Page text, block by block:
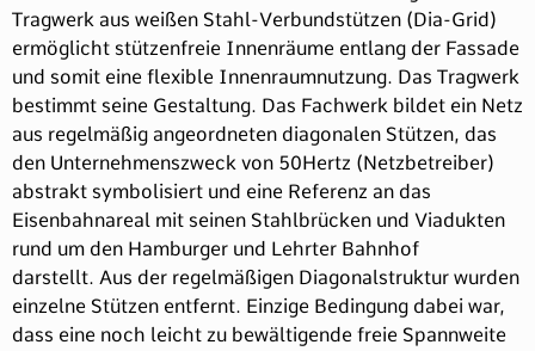
Tragwerk aus weißen Stahl-Verbundstützen (Dia-Grid)
ermöglicht stützenfreie Innenräume entlang der Fassade
und somit eine flexible Innenraumnutzung. Das Tragwerk
bestimmt seine Gestaltung. Das Fachwerk bildet ein Netz
aus regelmäßig angeordneten diagonalen Stützen, das
den Unternehmenszweck von 50Hertz (Netzbetreiber)
abstrakt symbolisiert und eine Referenz an das
Eisenbahnareal mit seinen Stahlbrücken und Viadukten
rund um den Hamburger und Lehrter Bahnhof
darstellt. Aus der regelmäßigen Diagonalstruktur wurden
einzelne Stützen entfernt. Einzige Bedingung dabei war,
dass eine noch leicht zu bewältigende freie Spannweite